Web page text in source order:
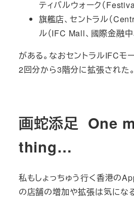
ティバルウォーク（
旗艦店、セントラル（
ル（IFC Mall、國際金融
がある。なおセントラルIFCモ
2回分から3階分に拡張された。
画蛇添足 One
thing…
私もしょっちゅう行く香港の
の店舗の増加や拡張は気になる